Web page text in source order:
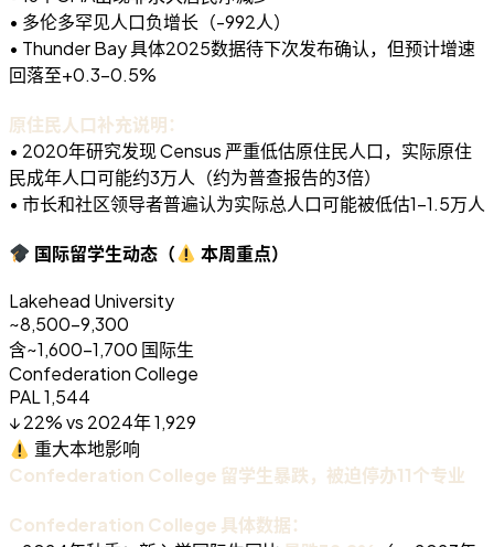
• 多伦多罕见人口负增长（-992人）
• Thunder Bay 具体2025数据待下次发布确认，但预计增速
回落至+0.3-0.5%
原住民人口补充说明：
• 2020年研究发现 Census 严重低估原住民人口，实际原住
民成年人口可能约3万人（约为普查报告的3倍）
• 市长和社区领导者普遍认为实际总人口可能被低估1-1.5万人
国际留学生动态（ 本周重点）
Lakehead University
~8,500-9,300
含~1,600-1,700 国际生
Confederation College
PAL 1,544
↓ 22% vs 2024年 1,929
重大本地影响
Confederation College 留学生暴跌，被迫停办11个专业
Confederation College 具体数据：